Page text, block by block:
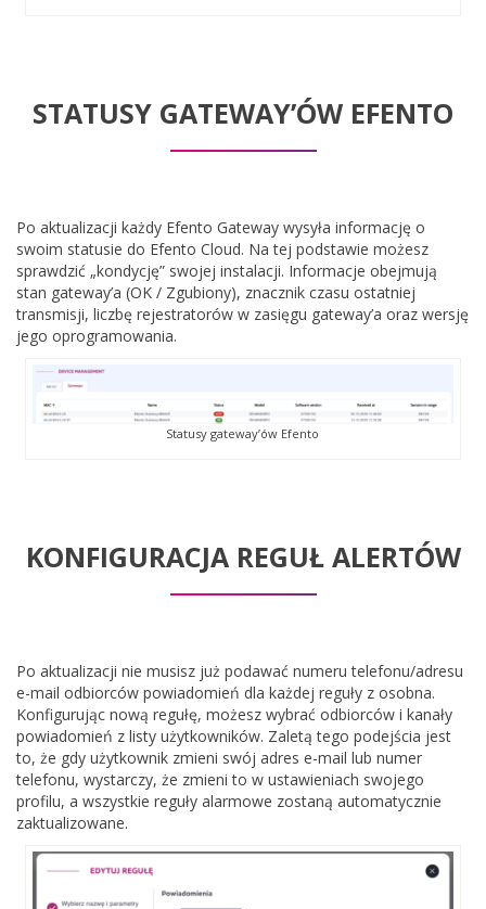
STATUSY GATEWAY’ÓW EFENTO
Po aktualizacji każdy Efento Gateway wysyła informację o
swoim statusie do Efento Cloud. Na tej podstawie możesz
sprawdzić „kondycję” swojej instalacji. Informacje obejmują
stan gateway’a (OK / Zgubiony), znacznik czasu ostatniej
transmisji, liczbę rejestratorów w zasięgu gateway’a oraz wersję
jego oprogramowania.
Statusy gateway’ów Efento
KONFIGURACJA REGUŁ ALERTÓW
Po aktualizacji nie musisz już podawać numeru telefonu/adresu
e-mail odbiorców powiadomień dla każdej reguły z osobna.
Konfigurując nową regułę, możesz wybrać odbiorców i kanały
powiadomień z listy użytkowników. Zaletą tego podejścia jest
to, że gdy użytkownik zmieni swój adres e-mail lub numer
telefonu, wystarczy, że zmieni to w ustawieniach swojego
profilu, a wszystkie reguły alarmowe zostaną automatycznie
zaktualizowane.